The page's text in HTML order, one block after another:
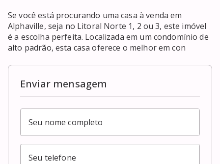
Se você está procurando uma casa à venda em
Alphaville, seja no Litoral Norte 1, 2 ou 3, este imóvel
é a escolha perfeita. Localizada em um condomínio de
alto padrão, esta casa oferece o melhor em con
Enviar mensagem